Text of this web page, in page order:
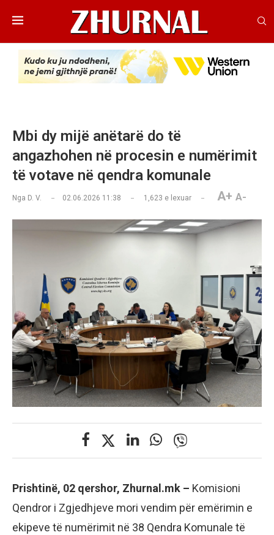
Mbi dy mijë anëtarë do të
angazhohen në procesin e numërimit
të votave në qendra komunale
Nga D. V. 02.06.2026 11:38 1,623 e lexuar A+ A-
Prishtinë, 02 qershor, Zhurnal.mk – Komisioni
Qendror i Zgjedhjeve mori vendim për emërimin e
ekipeve të numërimit në 38 Qendra Komunale të